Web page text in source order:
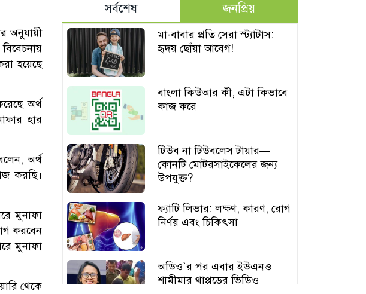
অনুযায়ী
হয়েছে
অর্থ
হার
অর্থ
করছি।
মুনাফা
করবেন
মুনাফা
থেকে
সর্বশেষ জনপ্রিয়
মা-বাবার প্রতি সেরা স্ট্যাটাস:
হৃদয় ছোঁয়া আবেগ!
বাংলা কিউআর কী, এটা কিভাবে
কাজ করে
টিউব না টিউবলেস টায়ার—
কোনটি মোটরসাইকেলের জন্য
উপযুক্ত?
ফ্যাটি লিভার: লক্ষণ, কারণ, রোগ
নির্ণয় এবং চিকিৎসা
অডিও‍‍`র পর এবার ইউএনও
শামীমার থাপ্পড়ের ভিডিও